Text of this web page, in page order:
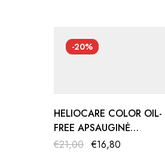
-20%
HELIOCARE COLOR OIL-
FREE APSAUGINĖ
KOMPAKTINĖ PUDRA
€21,00 €16,80